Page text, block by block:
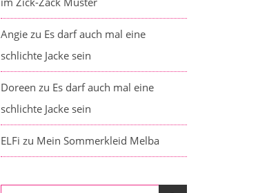
Angie zu Es darf auch mal eine
schlichte Jacke sein
Doreen zu Es darf auch mal eine
schlichte Jacke sein
ELFi zu Mein Sommerkleid Melba